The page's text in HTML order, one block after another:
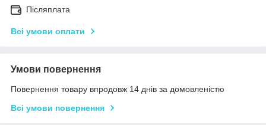
Післяплата
Всі умови оплати
Умови повернення
Повернення товару впродовж 14 днів за домовленістю
Всі умови повернення